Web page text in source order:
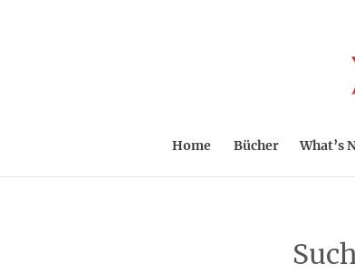
Home Bücher What’s